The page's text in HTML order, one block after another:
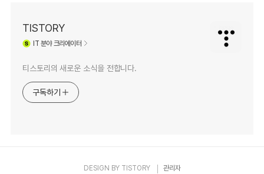
TISTORY
IT 분야 크리에이터
티스토리의 새로운 소식을 전합니다.
구독하기
DESIGN BY TISTORY 관리자